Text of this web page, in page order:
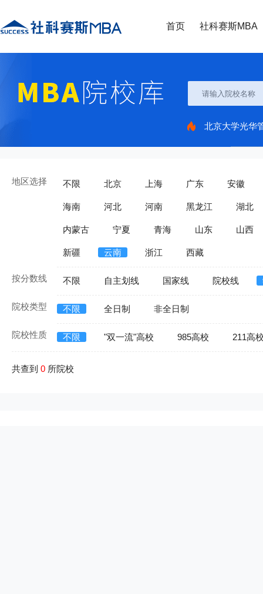
首页 社科赛斯MBA
北京大学光华
地区选择 不限 北京 上海 广东 安徽
海南 河北 河南 黑龙江 湖北
内蒙古 宁夏 青海 山东 山西
新疆 云南 浙江 西藏
按分数线 不限 自主划线 国家线 院校线
院校类型 不限 全日制 非全日制
院校性质 不限 "双一流"高校 985高校 211高
共查到 0 所院校